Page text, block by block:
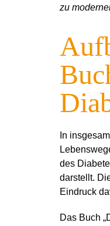
zu
In
des
darstellt.
Eindruck
Das Buch